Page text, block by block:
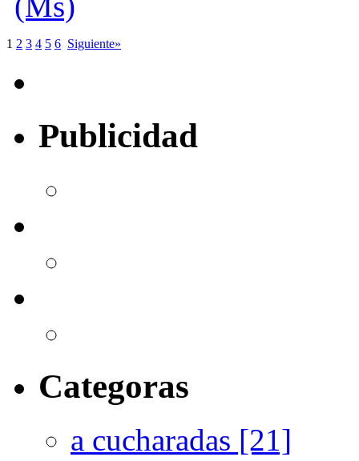
1 2 3 4 5 6 Siguiente»
Publicidad
Categoras
a cucharadas [21]